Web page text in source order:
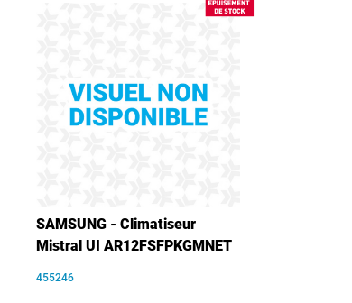
SAMSUNG - Climatiseur
Mistral UI AR12FSFPKGMNET
455246